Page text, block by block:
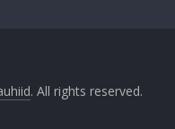
. All rights reserved.